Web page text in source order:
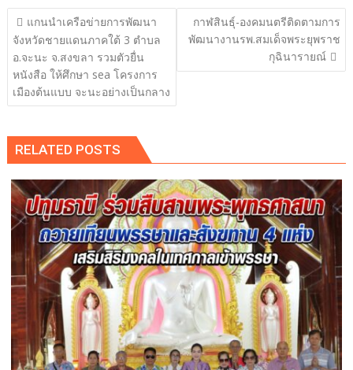
แนะแนว
เรื่อง
แกนนำเครือข่ายการพัฒนา
จังหวัดชายแดนภาคใต้ 3 ตำบล
อ.จะนะ จ.สงขลา รวมตัวยื่น
หนังสือ ให้ศึกษา sea โครงการ
เมืองต้นแบบ จะนะอย่างเป็นกลาง
กาฬสินธุ์-องคมนตรีติดตามการ
พัฒนางานรพ.สมเด็จพระยุพราช
กุฉินารายณ์
RELATED POSTS